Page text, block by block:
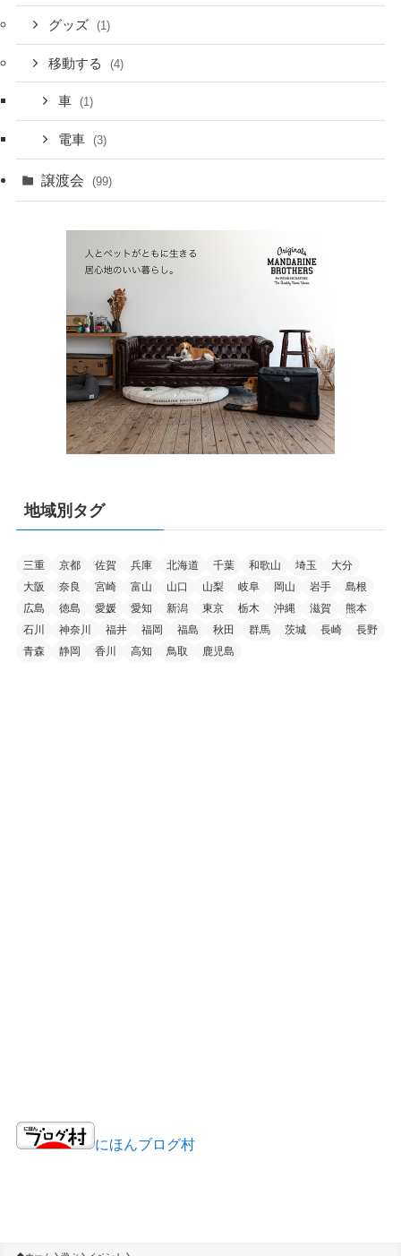
グッズ (1)
移動する (4)
車 (1)
電車 (3)
譲渡会 (99)
地域別タグ
三重 京都 佐賀 兵庫 北海道 千葉 和歌山 埼玉
大分
大阪
奈良 宮崎 富山 山口 山梨 岐阜 岡山 岩手
島根
広島
徳島 愛媛 愛知 新潟 東京 栃木 沖縄 滋賀
熊本
石川
神奈川 福井 福岡 福島 秋田 群馬 茨城 長崎
長野
青森
静岡 香川 高知 鳥取 鹿児島
にほんブログ村